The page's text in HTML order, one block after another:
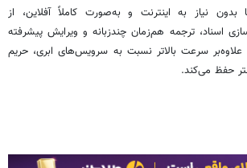
بدون نیاز به اینترنت و به‌صورت کاملاً آفلاین، از
اسناد، ترجمه هم‌زمان چندزبانه و ویرایش پیشرفته
علاوه‌بر سرعت بالاتر نسبت به سرویس‌های ابری، حریم
حفظ می‌کند.